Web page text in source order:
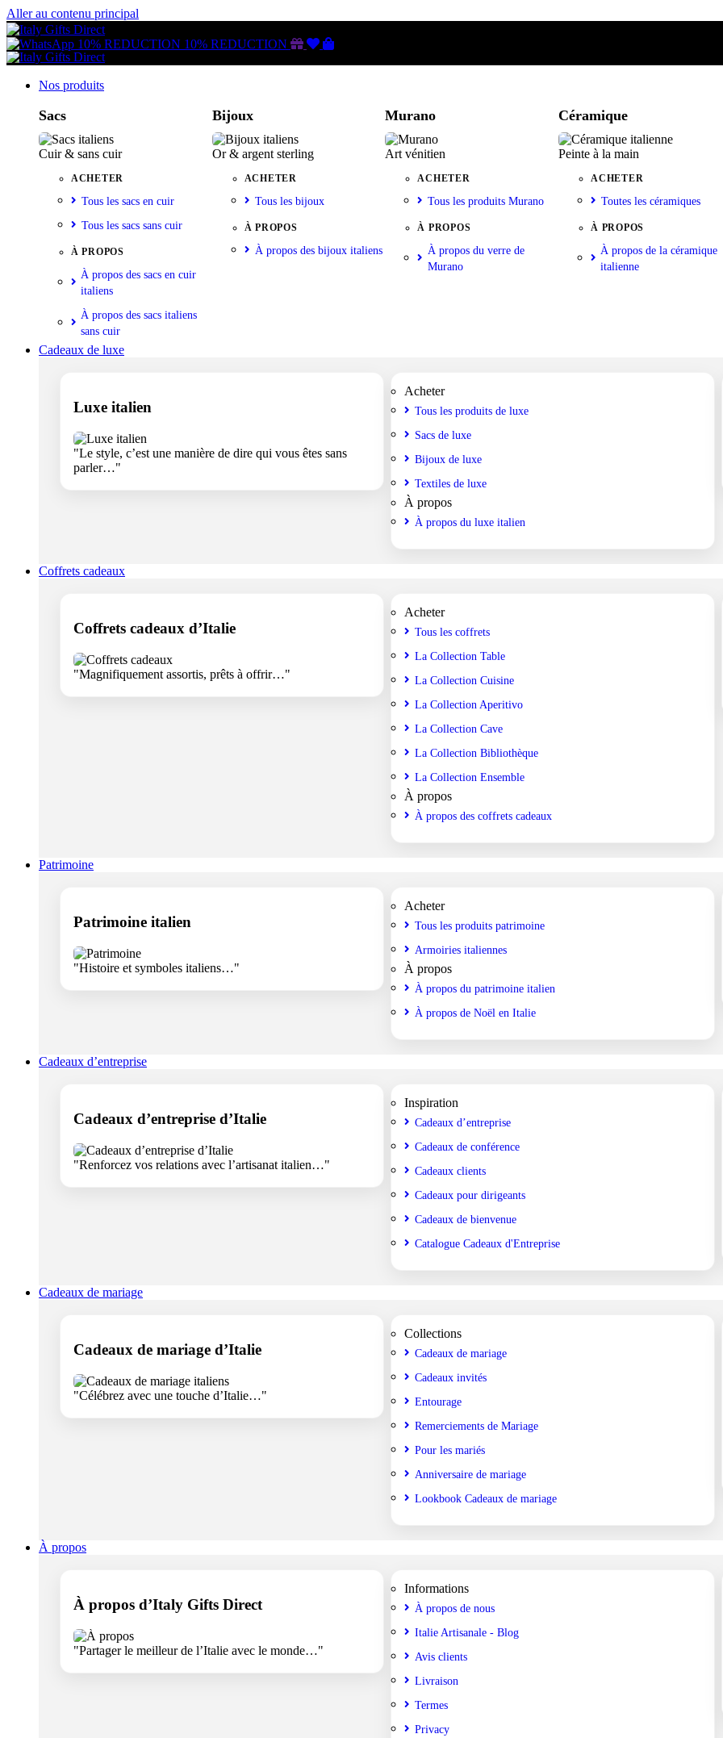
Aller au contenu principal
10% REDUCTION 10% REDUCTION Gutscheine
Wunschliste
Warenkorb
Nos produits
Sacs
Cuir & sans cuir
ACHETER
Tous les sacs en cuir
Tous les sacs sans cuir
À PROPOS
À propos des sacs en cuir
italiens
À propos des sacs italiens
sans cuir
Bijoux
Or & argent sterling
ACHETER
Tous les bijoux
À PROPOS
À propos des bijoux italiens
Murano
Art vénitien
ACHETER
Tous les produits Murano
À PROPOS
À propos du verre de
Murano
Céramique
Peinte à la main
ACHETER
Toutes les céramiques
À PROPOS
À propos de la céramique
italienne
Cadeaux de luxe
Luxe italien
"Le style, c’est une manière de dire qui vous êtes sans
parler…"
Acheter
Tous les produits de luxe
Sacs de luxe
Bijoux de luxe
Textiles de luxe
À propos
À propos du luxe italien
Coffrets cadeaux
Coffrets cadeaux d’Italie
"Magnifiquement assortis, prêts à offrir…"
Acheter
Tous les coffrets
La Collection Table
La Collection Cuisine
La Collection Aperitivo
La Collection Cave
La Collection Bibliothèque
La Collection Ensemble
À propos
À propos des coffrets cadeaux
Patrimoine
Patrimoine italien
"Histoire et symboles italiens…"
Acheter
Tous les produits patrimoine
Armoiries italiennes
À propos
À propos du patrimoine italien
À propos de Noël en Italie
Cadeaux d’entreprise
Cadeaux d’entreprise d’Italie
"Renforcez vos relations avec l’artisanat italien…"
Inspiration
Cadeaux d’entreprise
Cadeaux de conférence
Cadeaux clients
Cadeaux pour dirigeants
Cadeaux de bienvenue
Catalogue Cadeaux d'Entreprise
Cadeaux de mariage
Cadeaux de mariage d’Italie
"Célébrez avec une touche d’Italie…"
Collections
Cadeaux de mariage
Cadeaux invités
Entourage
Remerciements de Mariage
Pour les mariés
Anniversaire de mariage
Lookbook Cadeaux de mariage
À propos
À propos d’Italy Gifts Direct
"Partager le meilleur de l’Italie avec le monde…"
Informations
À propos de nous
Italie Artisanale - Blog
Avis clients
Livraison
Termes
Privacy